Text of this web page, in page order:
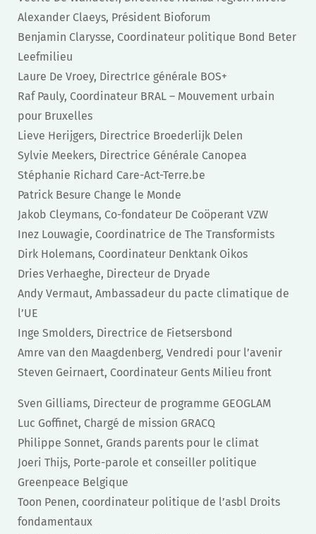
Alexander Claeys, Président Bioforum
Benjamin Clarysse, Coordinateur politique Bond Beter
Leefmilieu
Laure De Vroey, DirectrIce générale BOS+
Raf Pauly, Coordinateur BRAL – Mouvement urbain
pour Bruxelles
Lieve Herijgers, Directrice Broederlijk Delen
Sylvie Meekers, Directrice Générale Canopea
Stéphanie Richard Care-Act-Terre.be
Patrick Besure Change le Monde
Jakob Cleymans, Co-fondateur De Coöperant VZW
Inez Louwagie, Coordinatrice de The Transformists
Dirk Holemans, Coordinateur Denktank Oikos
Dries Verhaeghe, Directeur de Dryade
Andy Vermaut, Ambassadeur du pacte climatique de
l’UE
Inge Smolders, Directrice de Fietsersbond
Amre van den Maagdenberg, Vendredi pour l’avenir
Steven Geirnaert, Coordinateur Gents Milieu front
Sven Gilliams, Directeur de programme GEOGLAM
Luc Goffinet, Chargé de mission GRACQ
Philippe Sonnet, Grands parents pour le climat
Joeri Thijs, Porte-parole et conseiller politique
Greenpeace Belgique
Toon Penen, coordinateur politique de l’asbl Droits
fondamentaux